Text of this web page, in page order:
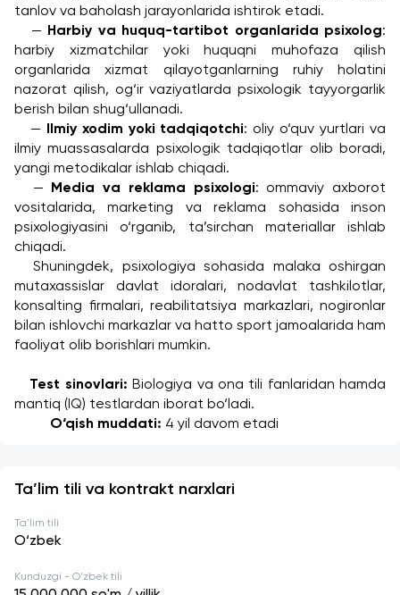
tanlov va baholash jarayonlarida ishtirok etadi.
	—
Harbiy va huquq-tartibot organlarida psixolog:
harbiy xizmatchilar yoki huquqni muhofaza qilish
organlarida xizmat qilayotganlarning ruhiy holatini
nazorat qilish, og‘ir vaziyatlarda psixologik tayyorgarlik
berish bilan shug‘ullanadi.
	—
Ilmiy xodim yoki tadqiqotchi: oliy o‘quv yurtlari va
ilmiy muassasalarda psixologik tadqiqotlar olib boradi,
yangi metodikalar ishlab chiqadi.
	—
Media va reklama psixologi: ommaviy axborot
vositalarida, marketing va reklama sohasida inson
psixologiyasini o‘rganib, ta’sirchan materiallar ishlab
chiqadi.
	Shuningdek, psixologiya sohasida malaka oshirgan
mutaxassislar davlat idoralari, nodavlat tashkilotlar,
konsalting firmalari, reabilitatsiya markazlari, nogironlar
bilan ishlovchi markazlar va hatto sport jamoalarida ham
faoliyat olib borishlari mumkin.
Test sinovlari: Biologiya va ona tili fanlaridan hamda
mantiq (IQ) testlardan iborat bo‘ladi.
O‘qish muddati: 4 yil davom etadi
Ta’lim tili va kontrakt narxlari
Ta'lim tili
O‘zbek
Kunduzgi - O'zbek tili